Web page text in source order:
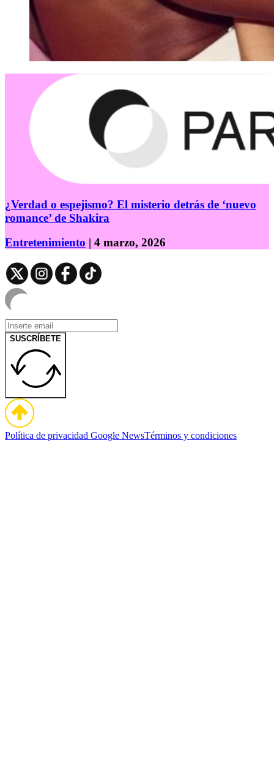
¿Verdad o espejismo? El misterio detrás de ‘nuevo
romance’ de Shakira
Entretenimiento | 4 marzo, 2026
SUSCRÍBETE
Política de privacidad Google NewsTérminos y condiciones